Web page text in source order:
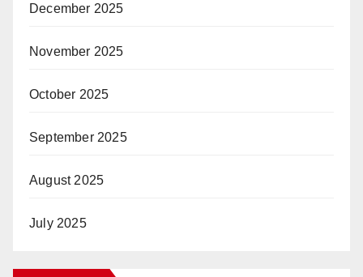
December 2025
November 2025
October 2025
September 2025
August 2025
July 2025